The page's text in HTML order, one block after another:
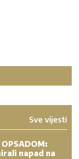
Sve vijesti
OPSADOM:
napad na